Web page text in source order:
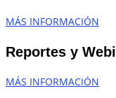
MÁS INFORMACIÓN
Reportes y
MÁS INFORMACIÓN